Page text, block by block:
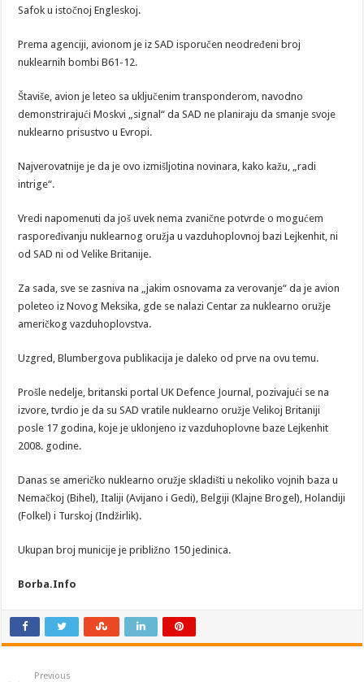
Safok u istočnoj Engleskoj.
Prema agenciji, avionom je iz SAD isporučen neodređeni broj
nuklearnih bombi B61-12.
Štaviše, avion je leteo sa uključenim transponderom, navodno
demonstrirajući Moskvi „signal“ da SAD ne planiraju da smanje svoje
nuklearno prisustvo u Evropi.
Najverovatnije je da je ovo izmišljotina novinara, kako kažu, „radi
intrige“.
Vredi napomenuti da još uvek nema zvanične potvrde o mogućem
raspoređivanju nuklearnog oružja u vazduhoplovnoj bazi Lejkenhit, ni
od SAD ni od Velike Britanije.
Za sada, sve se zasniva na „jakim osnovama za verovanje“ da je avion
poleteo iz Novog Meksika, gde se nalazi Centar za nuklearno oružje
američkog vazduhoplovstva.
Uzgred, Blumbergova publikacija je daleko od prve na ovu temu.
Prošle nedelje, britanski portal UK Defence Journal, pozivajući se na
izvore, tvrdio je da su SAD vratile nuklearno oružje Velikoj Britaniji
posle 17 godina, koje je uklonjeno iz vazduhoplovne baze Lejkenhit
2008. godine.
Danas se američko nuklearno oružje skladišti u nekoliko vojnih baza u
Nemačkoj (Bihel), Italiji (Avijano i Gedi), Belgiji (Klajne Brogel), Holandiji
(Folkel) i Turskoj (Indžirlik).
Ukupan broj municije je približno 150 jedinica.
Borba.Info
Previous